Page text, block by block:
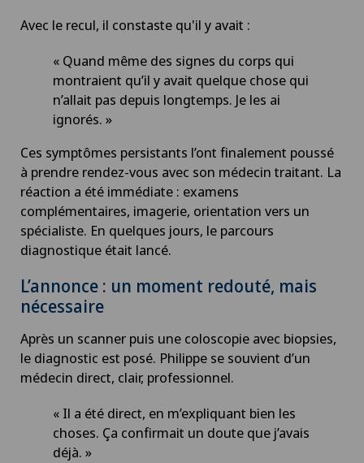
Avec le recul, il constaste qu'il y avait :
« Quand même des signes du corps qui
montraient qu’il y avait quelque chose qui
n’allait pas depuis longtemps. Je les ai
ignorés. »
Ces symptômes persistants l’ont finalement poussé
à prendre rendez-vous avec son médecin traitant. La
réaction a été immédiate : examens
complémentaires, imagerie, orientation vers un
spécialiste. En quelques jours, le parcours
diagnostique était lancé.
L’annonce : un moment redouté, mais
nécessaire
Après un scanner puis une coloscopie avec biopsies,
le diagnostic est posé. Philippe se souvient d’un
médecin direct, clair, professionnel.
« Il a été direct, en m’expliquant bien les
choses. Ça confirmait un doute que j’avais
déjà. »